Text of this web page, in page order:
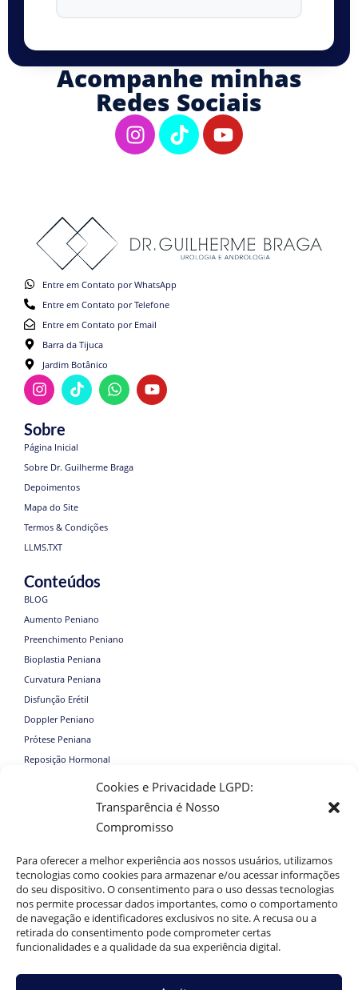
Cookies e Privacidade LGPD:
Transparência é Nosso
Compromisso
Para oferecer a melhor experiência aos nossos usuários, utilizamos
tecnologias como cookies para armazenar e/ou acessar informações
do seu dispositivo. O consentimento para o uso dessas tecnologias
nos permite processar dados importantes, como o comportamento
de navegação e identificadores exclusivos no site. A recusa ou a
retirada do consentimento pode comprometer certas
funcionalidades e a qualidade da sua experiência digital.
Acompanhe minhas
Redes Sociais
Entre em Contato por WhatsApp
Entre em Contato por Telefone
Entre em Contato por Email
Barra da Tijuca
Jardim Botânico
Sobre
Página Inicial
Sobre Dr. Guilherme Braga
Depoimentos
Mapa do Site
Termos & Condições
LLMS.TXT
Conteúdos
BLOG
Aumento Peniano
Preenchimento Peniano
Bioplastia Peniana
Curvatura Peniana
Disfunção Erétil
Doppler Peniano
Prótese Peniana
Reposição Hormonal
Tratamentos
Disfunção Erétil – Rio de Janeiro e Região
Prótese Peniana – Rio de Janeiro e Região
Injeções Intracavernosas – Rio de Janeiro e Região
Doppler Peniano – Rio de Janeiro e Região
Reposição Hormonal Masculina – Rio de Janeiro e Região
Aumento Peniano – Rio de Janeiro e Região
Aumento Peniano – Belo Horizonte - MG